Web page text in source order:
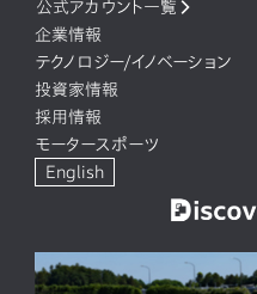
公式アカウント一覧
企業情報
テクノロジー/イノベーション
投資家情報
採用情報
モータースポーツ
English